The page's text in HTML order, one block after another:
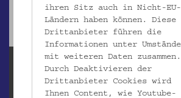
ihren Sitz auch in Nicht-EU-
Ländern haben können. Diese
Drittanbieter führen die
Informationen unter
mit weiteren Daten zusammen.
Durch Deaktivieren der
Drittanbieter Cookies wird
Ihnen Content, wie Youtube-